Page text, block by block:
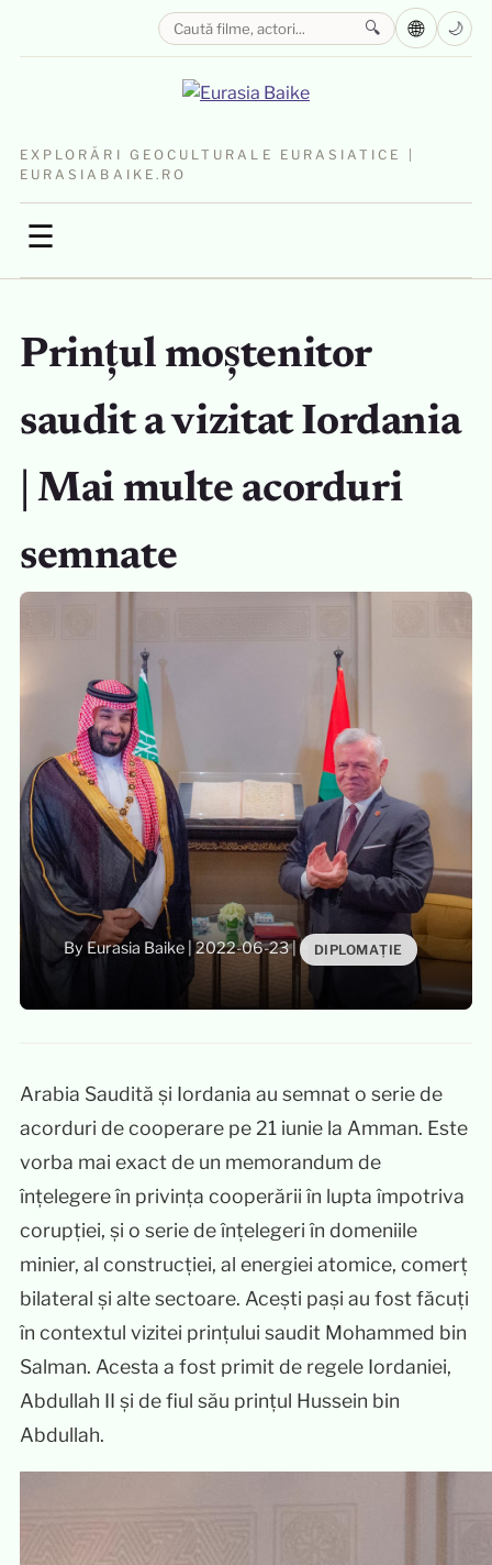
EXPLORĂRI GEOCULTURALE EURASIATICE |
EURASIABAIKE.RO
☰
🔍 🌐 🌙
Prințul moștenitor
saudit a vizitat Iordania
| Mai multe acorduri
semnate
By Eurasia Baike|2022-06-23| DIPLOMAȚIE
Arabia Saudită și Iordania au semnat o serie de
acorduri de cooperare pe 21 iunie la Amman. Este
vorba mai exact de un memorandum de
înțelegere în privința cooperării în lupta împotriva
corupției, și o serie de înțelegeri în domeniile
minier, al construcției, al energiei atomice, comerț
bilateral și alte sectoare. Acești pași au fost făcuți
în contextul vizitei prințului saudit Mohammed bin
Salman. Acesta a fost primit de regele Iordaniei,
Abdullah II și de fiul său prințul Hussein bin
Abdullah.